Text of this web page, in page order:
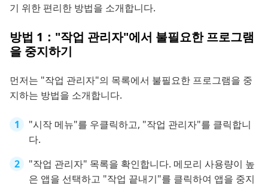
기 위한 편리한 방법을 소개합니다.
방법 1："작업 관리자"에서 불필요한 프로그램
을 중지하기
먼저는 "작업 관리자"의 목록에서 불필요한 프로그램을 중
지하는 방법을 소개합니다.
"시작 메뉴"를 우클릭하고, "작업 관리자"를 클릭합니
다.
"작업 관리자" 목록을 확인합니다. 메모리 사용량이 높
은 앱을 선택하고 "작업 끝내기"를 클릭하여 앱을 중지